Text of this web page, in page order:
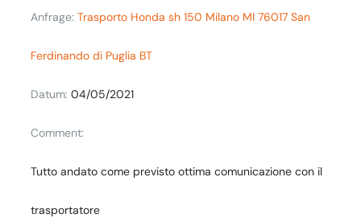
Anfrage: Trasporto Honda sh 150 Milano MI 76017 San
Ferdinando di Puglia BT
Datum: 04/05/2021
Comment:
Tutto andato come previsto ottima comunicazione con il
trasportatore